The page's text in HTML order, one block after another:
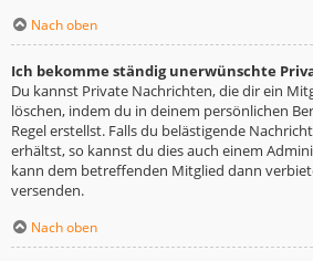
Nach oben
Ich bekomme ständig unerwünschte
Du kannst Private Nachrichten, die dir ein
löschen, indem du in deinem persönlichen
Regel erstellst. Falls du belästigende
erhältst, so kannst du dies auch einem
kann dem betreffenden Mitglied dann
versenden.
Nach oben